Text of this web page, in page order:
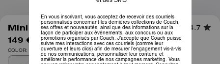
1/5
Mini Sac Bandoulière Rowan 4.7
149 € 425 €
COLOR: Argent/Pistache pâle